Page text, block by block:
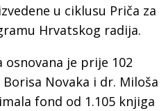
u ciklusu Priča za
Hrvatskog radija.
osnovana je prije 102
Novaka i dr. Miloša
fond od 1.105 knjiga